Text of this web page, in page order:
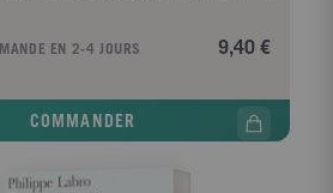
Capote, le courage de Marylin
légende Al Capone, l'aura de JFK... Il
sa vie où il eut la chance de croiser leur
EN 2-4 JOURS 9,40 €
COMMANDER